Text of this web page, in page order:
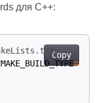
для C++:
Copy
=